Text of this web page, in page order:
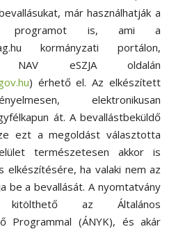
már használhatják a
programot is, ami a
kormányzati portálon,
eSZJA oldalán
) érhető el. Az elkészített
elektronikusan
át. A bevallástbeküldő
ezt a megoldást választotta
természetesen akkor is
elkészítésére, ha valaki nem az
be a bevallását. A nyomtatvány
az Általános
Programmal (ÁNYK), és akár